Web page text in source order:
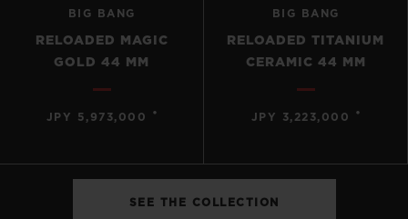
BIG BANG
RELOADED MAGIC
GOLD 44 MM
JPY 5,973,000 •
BIG BANG
RELOADED TITANIUM
CERAMIC 44 MM
JPY 3,223,000 •
SEE THE COLLECTION